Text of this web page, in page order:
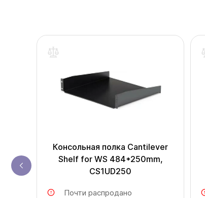
Консольная полка Cantilever
Shelf for WS 484*250mm,
CS1UD250
Почти распродано